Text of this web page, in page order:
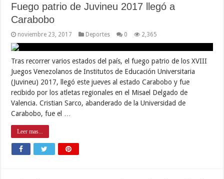
Fuego patrio de Juvineu 2017 llegó a
Carabobo
noviembre 23, 2017 Deportes 0 2,365
Tras recorrer varios estados del país, el fuego patrio de los XVIII
Juegos Venezolanos de Institutos de Educación Universitaria
(Juvineu) 2017, llegó este jueves al estado Carabobo y fue
recibido por los atletas regionales en el Misael Delgado de
Valencia. Cristian Sarco, abanderado de la Universidad de
Carabobo, fue el …
Leer mas...